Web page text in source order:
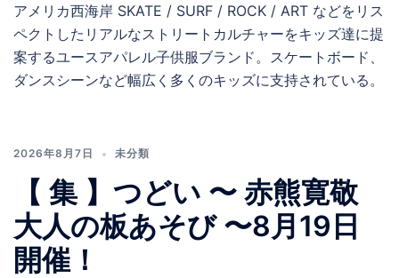
アメリカ西海岸 SKATE / SURF / ROCK / ART などをリス
ペクトしたリアルなストリートカルチャーをキッズ達に提
案するユースアパレル子供服ブランド。スケートボード、
ダンスシーンなど幅広く多くのキッズに支持されている。
2026年8月7日 未分類
【 集 】つどい 〜 赤熊寛敬
大人の板あそび 〜8月19日
開催！